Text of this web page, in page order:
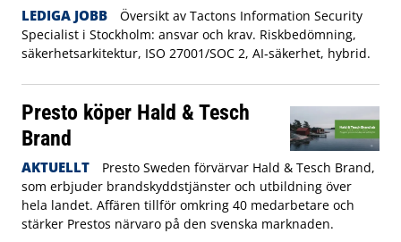
LEDIGA JOBB
Översikt av Tactons Information Security
Specialist i Stockholm: ansvar och krav. Riskbedömning,
säkerhetsarkitektur, ISO 27001/SOC 2, AI‑säkerhet, hybrid.
Presto köper Hald & Tesch
Brand
AKTUELLT
Presto Sweden förvärvar Hald & Tesch Brand,
som erbjuder brandskyddstjänster och utbildning över
hela landet. Affären tillför omkring 40 medarbetare och
stärker Prestos närvaro på den svenska marknaden.